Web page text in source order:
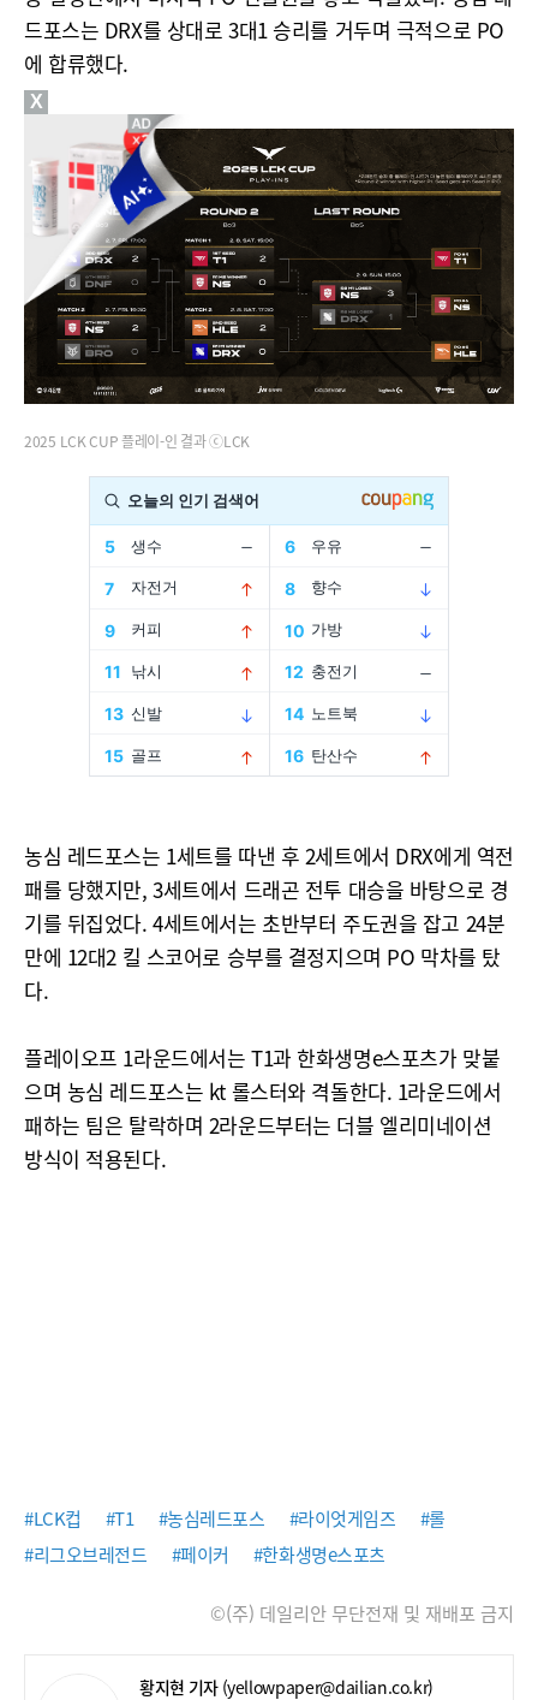
드포스는 DRX를 상대로 3대1 승리를 거두며 극적으로 PO
에 합류했다.
2025 LCK CUP 플레이-인 결과 ⓒLCK
농심 레드포스는 1세트를 따낸 후 2세트에서 DRX에게 역전
패를 당했지만, 3세트에서 드래곤 전투 대승을 바탕으로 경
기를 뒤집었다. 4세트에서는 초반부터 주도권을 잡고 24분
만에 12대2 킬 스코어로 승부를 결정지으며 PO 막차를 탔
다.
플레이오프 1라운드에서는 T1과 한화생명e스포츠가 맞붙
으며 농심 레드포스는 kt 롤스터와 격돌한다. 1라운드에서
패하는 팀은 탈락하며 2라운드부터는 더블 엘리미네이션
방식이 적용된다.
#LCK컵 #T1 #농심레드포스 #라이엇게임즈
#롤
#리그오브레전드
#페이커 #한화생명e스포츠
©(주) 데일리안 무단전재 및 재배포 금지
황지현 기자 (yellowpaper@dailian.co.kr)
X